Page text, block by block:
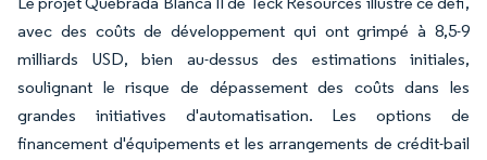
avec des coûts de développement qui ont grimpé à 8,5-9
milliards USD, bien au-dessus des estimations initiales,
soulignant le risque de dépassement des coûts dans les
grandes initiatives d'automatisation. Les options de
financement d'équipements et les arrangements de crédit-bail